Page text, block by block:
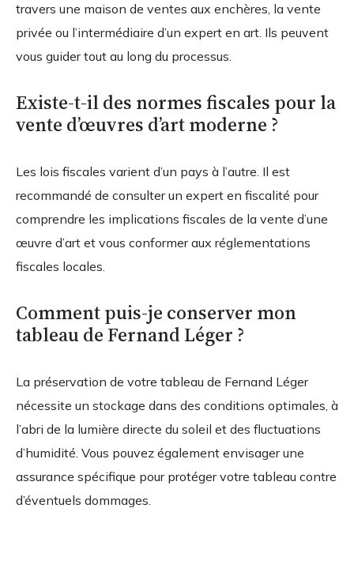
travers une maison de ventes aux enchères, la vente
privée ou l’intermédiaire d’un expert en art. Ils peuvent
vous guider tout au long du processus.
Existe-t-il des normes fiscales pour la
vente d’œuvres d’art moderne ?
Les lois fiscales varient d’un pays à l’autre. Il est
recommandé de consulter un expert en fiscalité pour
comprendre les implications fiscales de la vente d’une
œuvre d’art et vous conformer aux réglementations
fiscales locales.
Comment puis-je conserver mon
tableau de Fernand Léger ?
La préservation de votre tableau de Fernand Léger
nécessite un stockage dans des conditions optimales, à
l’abri de la lumière directe du soleil et des fluctuations
d’humidité. Vous pouvez également envisager une
assurance spécifique pour protéger votre tableau contre
d’éventuels dommages.